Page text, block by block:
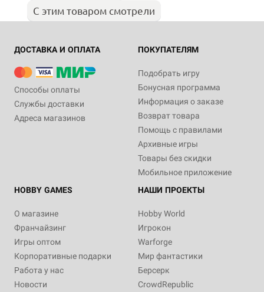
С этим товаром смотрели
ДОСТАВКА И ОПЛАТА
Способы оплаты
Службы доставки
Адреса магазинов
ПОКУПАТЕЛЯМ
Подобрать игру
Бонусная программа
Информация о заказе
Возврат товара
Помощь с правилами
Архивные игры
Товары без скидки
Мобильное приложение
HOBBY GAMES
О магазине
Франчайзинг
Игры оптом
Корпоративные подарки
Работа у нас
Новости
НАШИ ПРОЕКТЫ
Hobby World
Игрокон
Warforge
Мир фантастики
Берсерк
CrowdRepublic